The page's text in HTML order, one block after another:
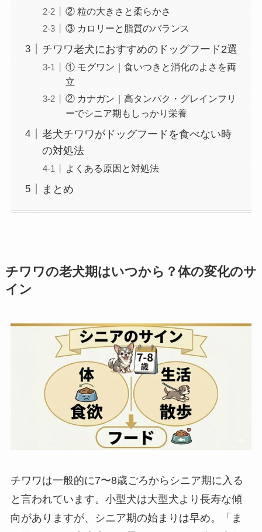
② 粒の大きさと柔らかさ
③ カロリーと脂質のバランス
チワワ老犬におすすめのドッグフード2選
① モグワン｜食いつきと消化のよさを両
立
② カナガン｜高タンパク・グレインフリ
ーでシニア期もしっかり栄養
老犬チワワがドッグフードを食べない時
の対処法
よくある原因と対処法
まとめ
チワワの老犬期はいつから？体の変化のサ
イン
チワワは一般的に7〜8歳ごろからシニア期に入る
と言われています。小型犬は大型犬より長寿な傾
向がありますが、シニア期の始まりは早め。「ま